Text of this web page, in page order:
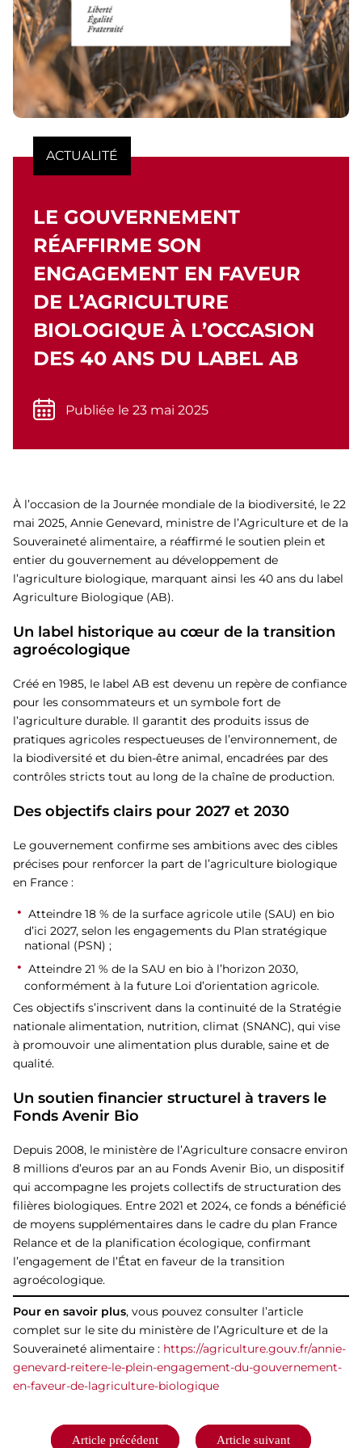
ACTUALITÉ
LE GOUVERNEMENT
RÉAFFIRME SON
ENGAGEMENT EN FAVEUR
DE L’AGRICULTURE
BIOLOGIQUE À L’OCCASION
DES 40 ANS DU LABEL AB
Publiée le 23 mai 2025
À l’occasion de la Journée mondiale de la biodiversité, le 22
mai 2025, Annie Genevard, ministre de l’Agriculture et de la
Souveraineté alimentaire, a réaffirmé le soutien plein et
entier du gouvernement au développement de
l’agriculture biologique, marquant ainsi les 40 ans du label
Agriculture Biologique (AB).
Un label historique au cœur de la transition
agroécologique
Créé en 1985, le label AB est devenu un repère de confiance
pour les consommateurs et un symbole fort de
l’agriculture durable. Il garantit des produits issus de
pratiques agricoles respectueuses de l’environnement, de
la biodiversité et du bien-être animal, encadrées par des
contrôles stricts tout au long de la chaîne de production.
Des objectifs clairs pour 2027 et 2030
Le gouvernement confirme ses ambitions avec des cibles
précises pour renforcer la part de l’agriculture biologique
en France :
Atteindre 18 % de la surface agricole utile (SAU) en bio
d’ici 2027, selon les engagements du Plan stratégique
national (PSN) ;
Atteindre 21 % de la SAU en bio à l’horizon 2030,
conformément à la future Loi d’orientation agricole.
Ces objectifs s’inscrivent dans la continuité de la Stratégie
nationale alimentation, nutrition, climat (SNANC), qui vise
à promouvoir une alimentation plus durable, saine et de
qualité.
Un soutien financier structurel à travers le
Fonds Avenir Bio
Depuis 2008, le ministère de l’Agriculture consacre environ
8 millions d’euros par an au Fonds Avenir Bio, un dispositif
qui accompagne les projets collectifs de structuration des
filières biologiques. Entre 2021 et 2024, ce fonds a bénéficié
de moyens supplémentaires dans le cadre du plan France
Relance et de la planification écologique, confirmant
l’engagement de l’État en faveur de la transition
agroécologique.
Pour en savoir plus, vous pouvez consulter l’article
complet sur le site du ministère de l’Agriculture et de la
Souveraineté alimentaire : https://agriculture.gouv.fr/annie-
genevard-reitere-le-plein-engagement-du-gouvernement-
en-faveur-de-lagriculture-biologique
Navigation
Article précédent Article suivant